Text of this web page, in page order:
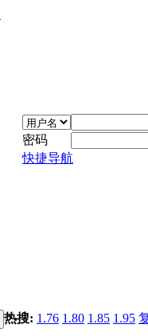
密码
快捷导航
热搜: 1.76 1.80 1.85 1.95